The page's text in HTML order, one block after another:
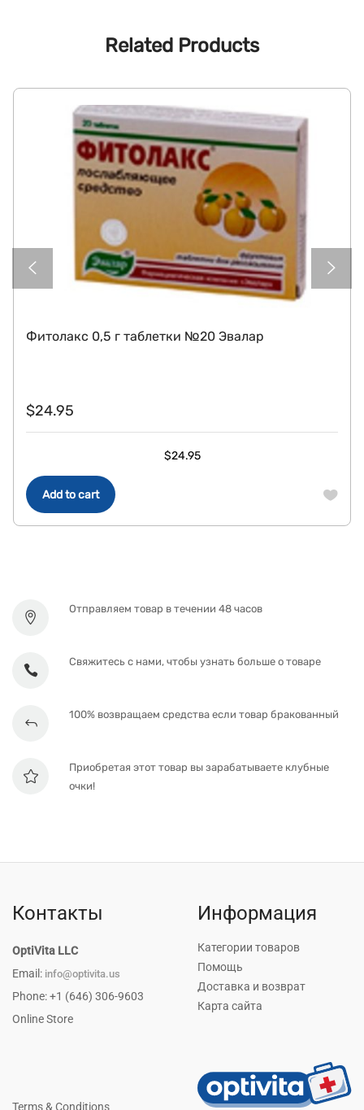
Related Products
Add to cart
Фитолакс 0,5 г таблетки №20 Эвалар
$24.95
$24.95
Отправляем товар в течении 48 часов
Свяжитесь с нами, чтобы узнать больше о товаре
100% возвращаем средства если товар бракованный
Приобретая этот товар вы зарабатываете клубные
очки!
Контакты
OptiVita LLC
Email: info@optivita.us
Phone: +1 (646) 306-9603
Online Store
Информация
Категории товаров
Помощь
Доставка и возврат
Карта сайта
Terms & Conditions